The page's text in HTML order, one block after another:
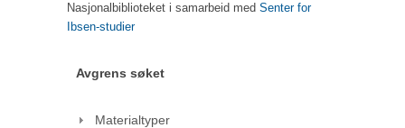
Nasjonalbiblioteket i samarbeid med Senter for
Ibsen-studier
Avgrens søket
Materialtyper